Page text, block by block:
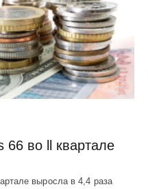
66 во ll квартале
выросла в 4,4 раза